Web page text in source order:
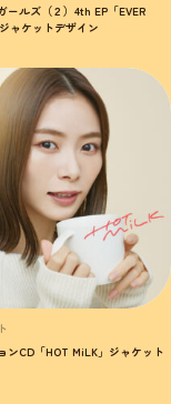
ールズ（２）4th EP「EVER
ャケットデザイン
ンCD「HOT MiLK」ジャケット